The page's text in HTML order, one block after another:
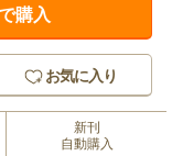
購入
お気に入り
新刊
自動購入